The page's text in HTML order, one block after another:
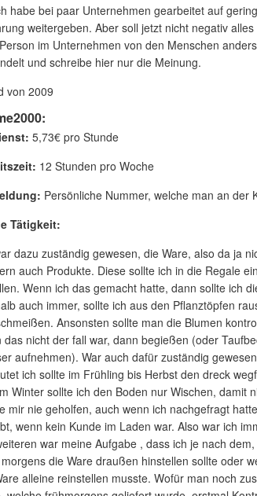
habe bei paar Unternehmen gearbeitet auf
weitergeben. Aber soll jetzt nicht negativ
im Unternehmen von den Menschen
und schreibe hier nur die Meinung.
von 2009
5,73€ pro Stunde
12 Stunden pro Woche
Persönliche Nummer, welche man an der
Tätigkeit:
dazu zuständig gewesen, die Ware, also da ja
auch Produkte. Diese sollte ich in die Regale
Wenn ich das gemacht hatte, dann sollte ich
auch immer, sollte ich aus den Pflanztöpfen
Ansonsten sollte man die Blumen
das nicht der fall war, dann begießen (oder
aufnehmen). War auch dafür zuständig
ich sollte im Frühling bis Herbst den dreck
Winter sollte ich den Boden nur Wischen, damit
mir nie geholfen, auch wenn ich nachgefragt
wenn kein Kunde im Laden war. Also war ich
war meine Aufgabe , dass ich je nach
die Ware draußen hinstellen sollte oder
alleine reinstellen musste. Wofür man noch